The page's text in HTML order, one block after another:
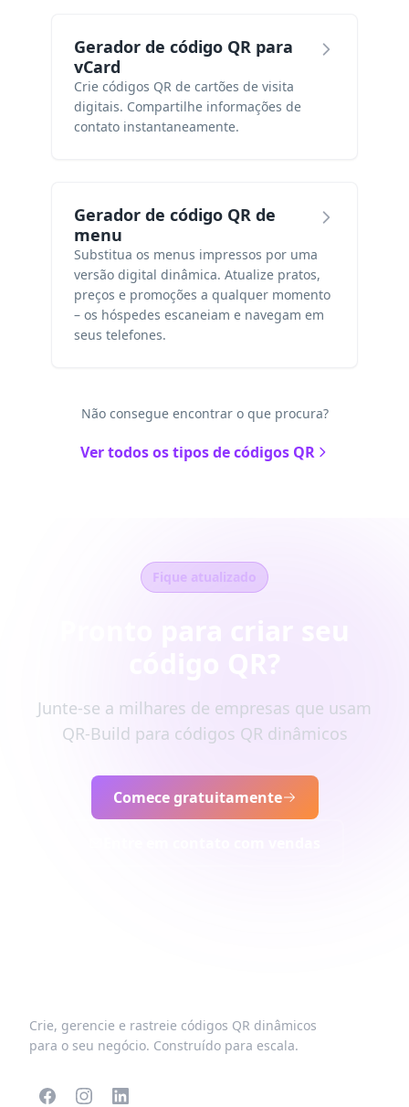
Gerador de código QR para
vCard
Crie códigos QR de cartões de visita
digitais. Compartilhe informações de
contato instantaneamente.
Gerador de código QR de
menu
Substitua os menus impressos por uma
versão digital dinâmica. Atualize pratos,
preços e promoções a qualquer momento
– os hóspedes escaneiam e navegam em
seus telefones.
Não consegue encontrar o que procura?
Ver todos os tipos de códigos QR
Fique atualizado
Junte-se a milhares de empresas que usam
QR-Build para códigos QR dinâmicos
Comece gratuitamente
Crie, gerencie e rastreie códigos QR dinâmicos
para o seu negócio. Construído para escala.